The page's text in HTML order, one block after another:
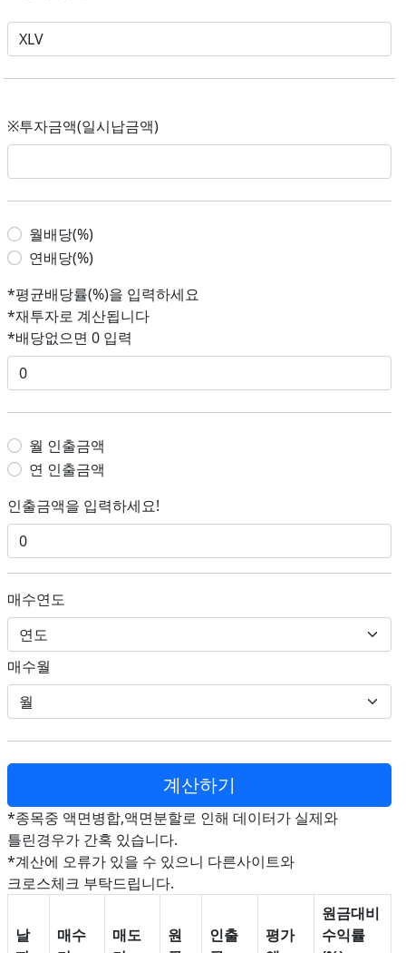
※투자금액(일시납금액)
월배당(%)
연배당(%)
*평균배당률(%)을 입력하세요
*재투자로 계산됩니다
*배당없으면 0 입력
월 인출금액
연 인출금액
인출금액을 입력하세요!
매수연도
매수월
*종목중 액면병합,액면분할로 인해 데이터가 실제와
틀린경우가 간혹 있습니다.
*계산에 오류가 있을 수 있으니 다른사이트와
크로스체크 부탁드립니다.
날
매수
매도
원
인출
평가
원금대비
수익률